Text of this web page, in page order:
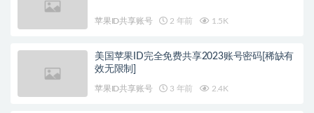
苹果ID共享账号 2 年前 1.5K
美国苹果ID完全免费共享2023账号密码[稀缺有
效无限制]
苹果ID共享账号 3 年前 2.4K